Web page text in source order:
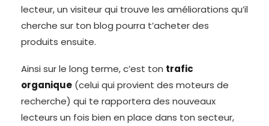
lecteur, un visiteur qui trouve les améliorations qu’il
cherche sur ton blog pourra t’acheter des
produits ensuite.
Ainsi sur le long terme, c’est ton trafic
organique (celui qui provient des moteurs de
recherche) qui te rapportera des nouveaux
lecteurs un fois bien en place dans ton secteur,